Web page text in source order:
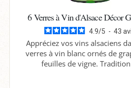
6 Verres à Vin d'Alsace Décor
4.9/5 - 43
Appréciez vos vins alsaciens
verres à vin blanc ornés de
feuilles de vigne.